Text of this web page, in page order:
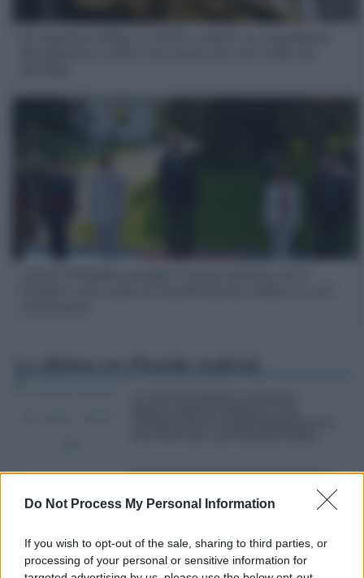
Do Not Process My Personal Information
If you wish to opt-out of the sale, sharing to third parties, or
processing of your personal or sensitive information for
JOAQUÍN DELGADO, MAGISTRADO DE LA
UTILIZANDO MUCHÍSIMO LA IA PARA UN
MONTÓN DE DELITOS Y NOSOTROS
EL VOCAL RICARDO BODAS DIMITE